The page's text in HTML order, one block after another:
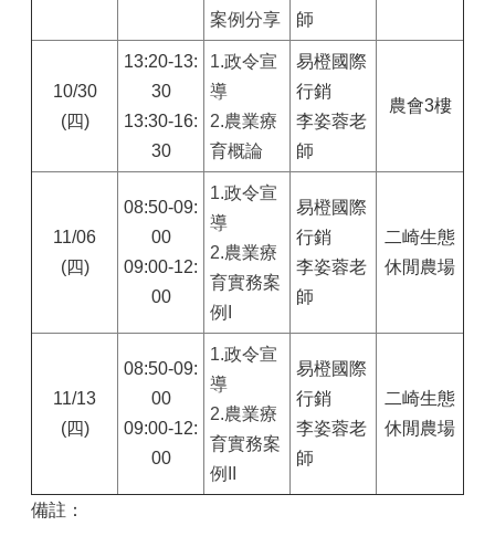
案例分享
師
10/30
(四)
13:20-13:
30
13:30-16:
30
1.政令宣
導
2.農業療
育概論
易橙國際
行銷
李姿蓉老
師
農會3樓
11/06
(四)
08:50-09:
00
09:00-12:
00
1.政令宣
導
2.農業療
育實務案
例I
易橙國際
行銷
李姿蓉老
師
二崎生態
休閒農場
11/13
(四)
08:50-09:
00
09:00-12:
00
1.政令宣
導
2.農業療
育實務案
例II
易橙國際
行銷
李姿蓉老
師
二崎生態
休閒農場
備註：